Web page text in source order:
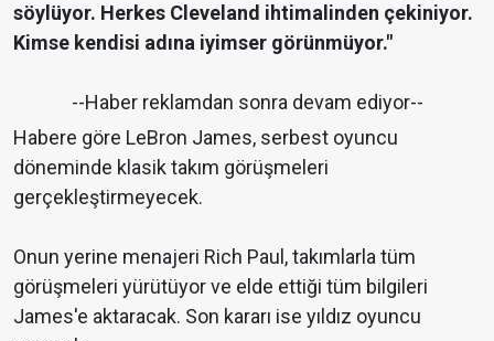
söylüyor. Herkes Cleveland ihtimalinden çekiniyor.
Kimse kendisi adına iyimser görünmüyor."
--Haber reklamdan sonra devam ediyor--
Habere göre LeBron James, serbest oyuncu
döneminde klasik takım görüşmeleri
gerçekleştirmeyecek.
Onun yerine menajeri Rich Paul, takımlarla tüm
görüşmeleri yürütüyor ve elde ettiği tüm bilgileri
James'e aktaracak. Son kararı ise yıldız oyuncu